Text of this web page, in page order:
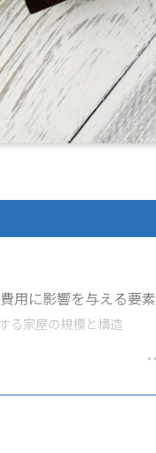
用に影響を与える要素
る家屋の規模と構造